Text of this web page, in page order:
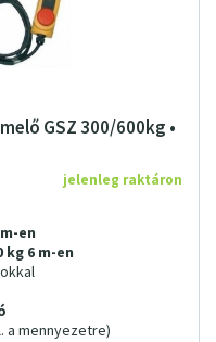
GSZ 300/600kg •
en
6 m-en
a mennyezetre)
jelenleg raktáron